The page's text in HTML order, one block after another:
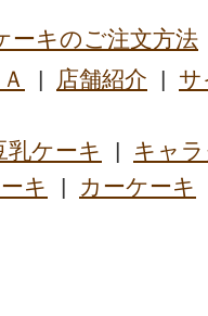
ーキのご注文方法
| 店舗紹介 | サ
乳ケーキ | キャ
キ | カーケーキ